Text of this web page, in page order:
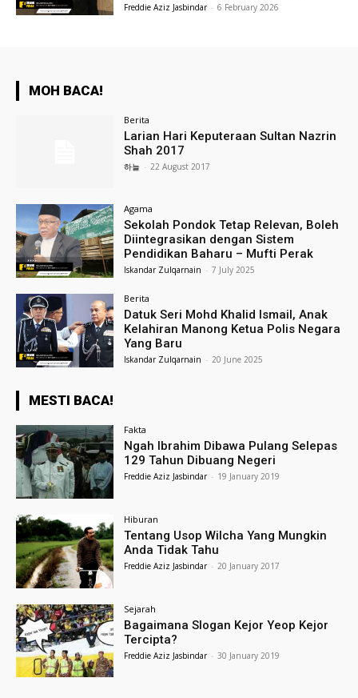
Freddie Aziz Jasbindar - 6 February 2026
MOH BACA!
Berita
Larian Hari Keputeraan Sultan Nazrin
Shah 2017
하늘 - 22 August 2017
Agama
Sekolah Pondok Tetap Relevan, Boleh
Diintegrasikan dengan Sistem
Pendidikan Baharu – Mufti Perak
Iskandar Zulqarnain - 7 July 2025
Berita
Datuk Seri Mohd Khalid Ismail, Anak
Kelahiran Manong Ketua Polis Negara
Yang Baru
Iskandar Zulqarnain - 20 June 2025
MESTI BACA!
Fakta
Ngah Ibrahim Dibawa Pulang Selepas
129 Tahun Dibuang Negeri
Freddie Aziz Jasbindar - 19 January 2019
Hiburan
Tentang Usop Wilcha Yang Mungkin
Anda Tidak Tahu
Freddie Aziz Jasbindar - 20 January 2017
Sejarah
Bagaimana Slogan Kejor Yeop Kejor
Tercipta?
Freddie Aziz Jasbindar - 30 January 2019